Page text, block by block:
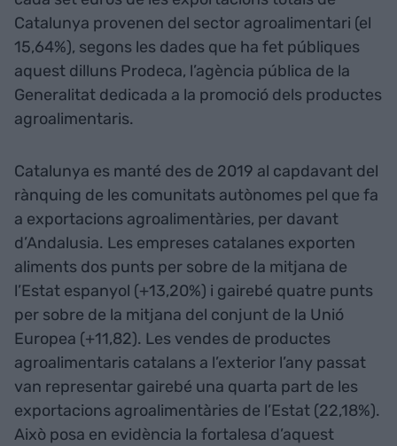
Catalunya provenen del sector agroalimentari (el
15,64%), segons les dades que ha fet públiques
aquest dilluns Prodeca, l’agència pública de la
Generalitat dedicada a la promoció dels productes
agroalimentaris.
Catalunya es manté des de 2019 al capdavant del
rànquing de les comunitats autònomes pel que fa
a exportacions agroalimentàries, per davant
d’Andalusia. Les empreses catalanes exporten
aliments dos punts per sobre de la mitjana de
l’Estat espanyol (+13,20%) i gairebé quatre punts
per sobre de la mitjana del conjunt de la Unió
Europea (+11,82). Les vendes de productes
agroalimentaris catalans a l’exterior l’any passat
van representar gairebé una quarta part de les
exportacions agroalimentàries de l’Estat (22,18%).
Això posa en evidència la fortalesa d’aquest